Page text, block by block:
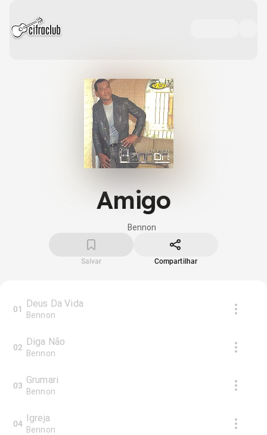
Amigo
Bennon
Salvar Compartilhar
01 Deus Da Vida
Bennon
02 Diga Não
Bennon
03 Grumari
Bennon
04 Igreja
Bennon